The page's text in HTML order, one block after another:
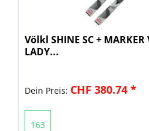
Völkl SHINE SC +
LADY...
Dein Preis: CHF 380.74 *
163